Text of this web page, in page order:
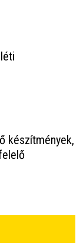
készítmények,